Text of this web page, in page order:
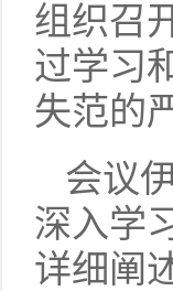
组织召
过学习
失范的
会议
深入学
详细阐